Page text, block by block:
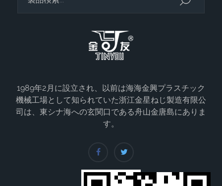
1989年2月に設立され、以前は海海金興プラスチック
機械工場として知られていた浙江金星ねじ製造有限公
司は、東シナ海への玄関口である舟山金唐島にありま
す。